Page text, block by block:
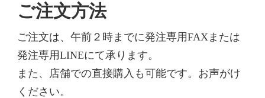
ご注文方法
ご注文は、午前２時までに発注専用FAXまたは
発注専用LINEにて承ります。
また、店舗での直接購入も可能です。お声がけ
ください。